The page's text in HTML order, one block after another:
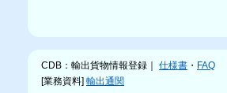
CDB：輸出貨物情報登録｜ 仕様書 ・ FAQ
[業務資料]輸出通関